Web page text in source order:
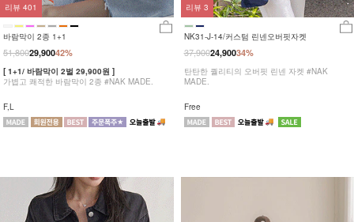
바람막이 2종 1+1
42%
51,80029,900
[ 1+1/ 바람막이 2벌 29,900원 ]
가볍고 쾌적한 바람막이 2종 #NAK MADE.
F,L
리뷰 401
NK31-J-14/커스텀 린넨오버핏자켓
34%
37,90024,900
탄탄한 퀄리티의 오버핏 린넨 자켓 #NAK
MADE.
Free
리뷰 3